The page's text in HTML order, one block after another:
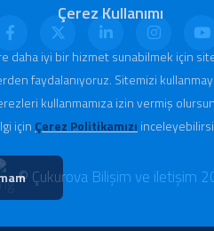
© Çukurova Bilişim ve iletişim
Çerez Kullanımı
daha iyi bir hizmet sunabilmek için
faydalanıyoruz. Sitemizi
kullanmamıza izin vermiş
için Çerez Politikamızı